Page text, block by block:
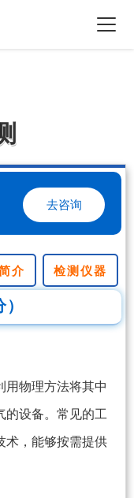
去咨询
介 检测仪器
用物理方法将其中
的设备。常见的工
术，能够按需提供